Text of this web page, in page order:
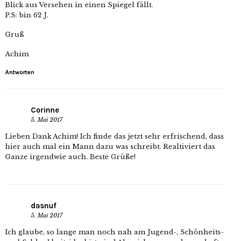
Blick aus Versehen in einen Spiegel fällt.
P.S: bin 62 J.
Gruß
Achim
Antworten
Corinne
5. Mai 2017
Lieben Dank Achim! Ich finde das jetzt sehr erfrischend, dass
hier auch mal ein Mann dazu was schreibt. Realtiviert das
Ganze irgendwie auch. Beste Grüße!
dasnuf
5. Mai 2017
Ich glaube, so lange man noch nah am Jugend-, Schönheits-